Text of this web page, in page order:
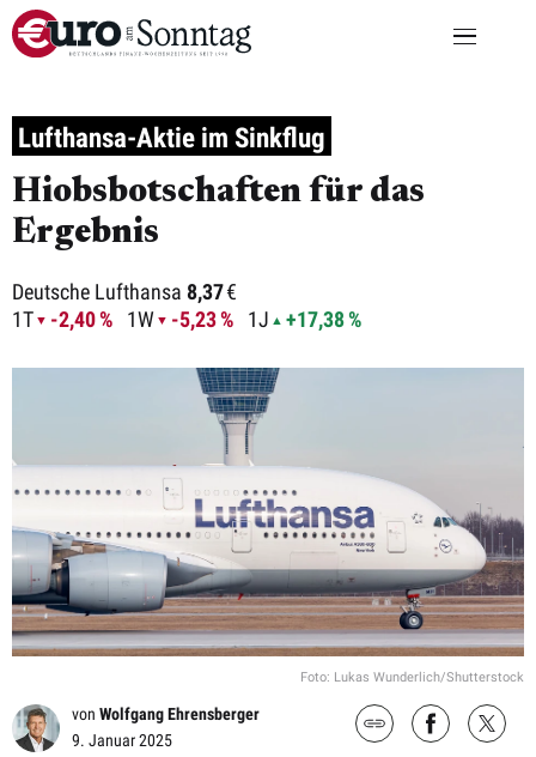
Lufthansa-Aktie im Sinkflug
Hiobsbotschaften für das
Ergebnis
Deutsche Lufthansa 8,37€
1T
-2,40 % 1W -5,23 % 1J +17,38 %
Foto: Lukas Wunderlich/Shutterstock
von Wolfgang Ehrensberger
9. Januar 2025